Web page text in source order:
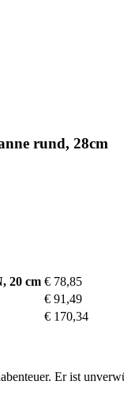
rund, 28cm
20 cm € 78,85
€ 91,49
€ 170,34
Er ist